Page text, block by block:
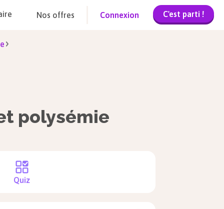
Nos offres Connexion C'est parti !
polysémie
Quiz